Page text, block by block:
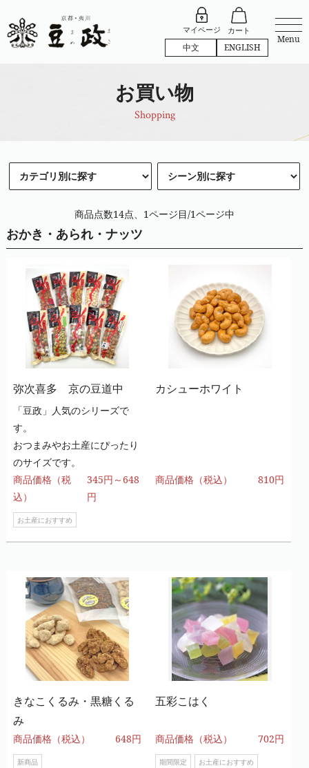
マイページ カート
中文 ENGLISH
Menu
お買い物
Shopping
商品点数14点、1ページ目/1ページ中
おかき・あられ・ナッツ
弥次喜多 京の豆道中
「豆政」人気のシリーズで
す。
おつまみやお土産にぴったり
のサイズです。
商品価格（税
込）
345円～648
円
お土産におすすめ
カシューホワイト
商品価格（税込） 810円
きなこくるみ・黒糖くる
み
商品価格（税込） 648円
新商品
五彩こはく
商品価格（税込） 702円
期間限定 お土産におすすめ